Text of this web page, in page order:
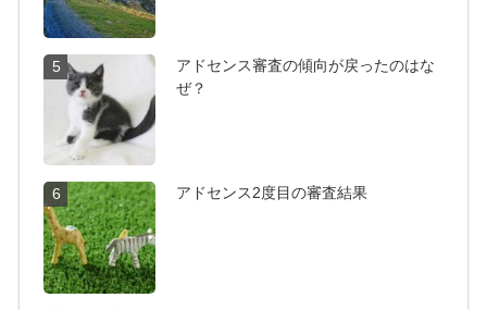
5
アドセンス審査の傾向が戻ったのはな
ぜ？
6 アドセンス2度目の審査結果